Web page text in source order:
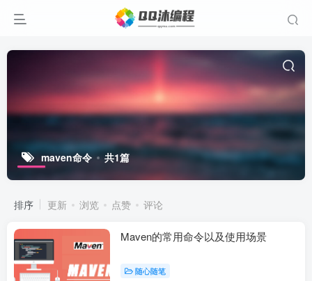
maven命令 共1篇
排序 更新 浏览 点赞 评论
Maven的常用命令以及使用场景
随心随笔